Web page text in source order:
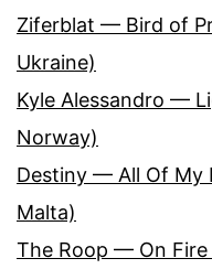
Ziferblat — Bird of
Ukraine)
Kyle Alessandro —
Norway)
Destiny — All Of My
Malta)
The Roop — On